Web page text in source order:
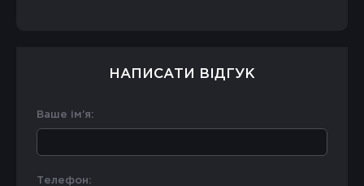
НАПИСАТИ ВІДГУК
Ваше ім’я:
Телефон: